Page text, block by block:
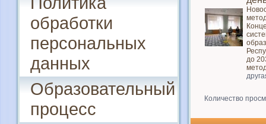
обработки
персональных
данных
Образовательный
процесс
до
Количество